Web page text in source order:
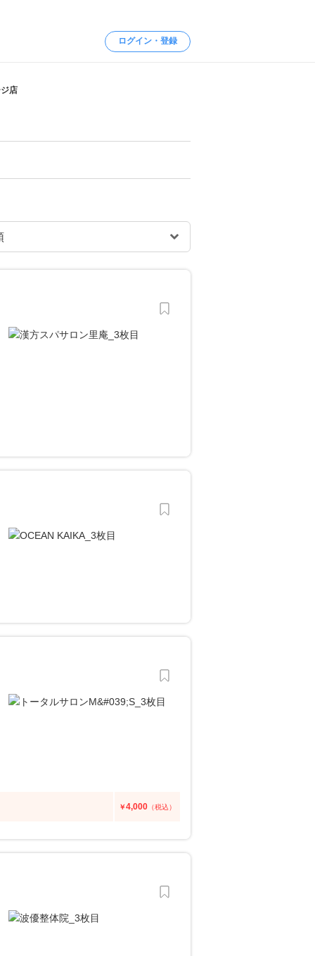
ログイン・登録
店
￥4,000 （税込）